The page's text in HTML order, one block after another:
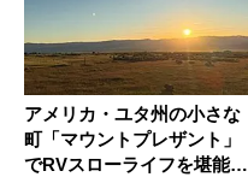
アメリカ・ユタ州の小さな
町「マウントプレザント」
でRVスローライフを堪能。